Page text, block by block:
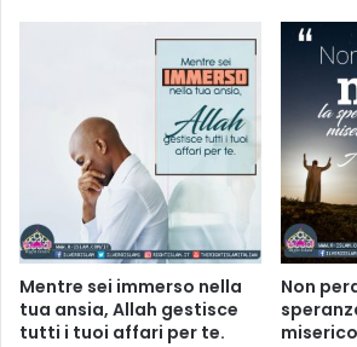
Mentre sei immerso nella
tua ansia, Allah gestisce
tutti i tuoi affari per te.
Non